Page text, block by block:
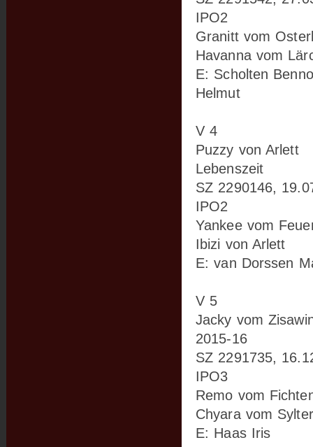
IPO2
Granitt vom
Havanna vom
E: Scholten
Helmut
V 4
Puzzy von Arlett
Lebenszeit
SZ 2290146,
IPO2
Yankee vom
Ibizi von Arlett
E: van Dorssen
V 5
Jacky vom
2015-16
SZ 2291735,
IPO3
Remo vom
Chyara vom
E: Haas Iris